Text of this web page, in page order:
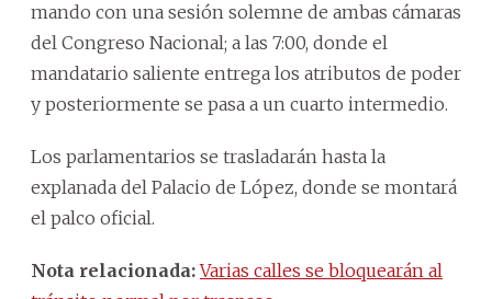
mando con una sesión solemne de ambas cámaras
del Congreso Nacional; a las 7:00, donde el
mandatario saliente entrega los atributos de poder
y posteriormente se pasa a un cuarto intermedio.
Los parlamentarios se trasladarán hasta la
explanada del Palacio de López, donde se montará
el palco oficial.
Nota relacionada:Varias calles se bloquearán al